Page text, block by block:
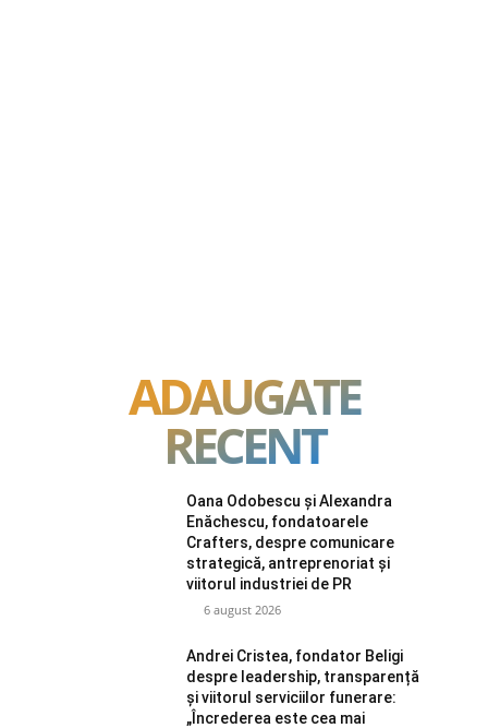
ADAUGATE
RECENT
Oana Odobescu și Alexandra
Enăchescu, fondatoarele
Crafters, despre comunicare
strategică, antreprenoriat și
viitorul industriei de PR
6 august 2026
Andrei Cristea, fondator Beligi
despre leadership, transparență
și viitorul serviciilor funerare:
„Încrederea este cea mai